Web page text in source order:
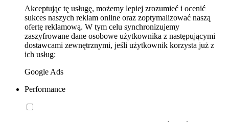
Akceptując tę usługę, możemy lepiej zrozumieć i ocenić
sukces naszych reklam online oraz zoptymalizować naszą
ofertę reklamową. W tym celu synchronizujemy
zaszyfrowane dane osobowe użytkownika z następującymi
dostawcami zewnętrznymi, jeśli użytkownik korzysta już z
ich usług:
Google Ads
Performance